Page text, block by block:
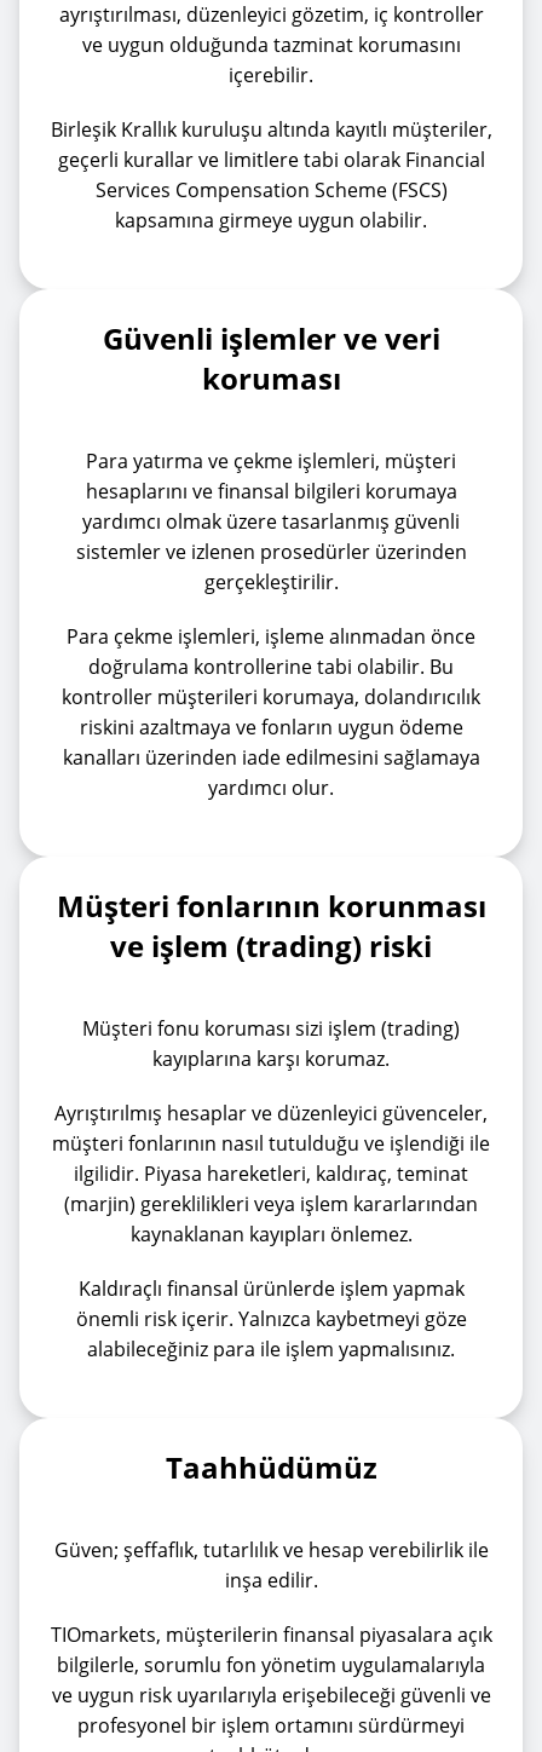
ayrıştırılması, düzenleyici gözetim, iç kontroller
ve uygun olduğunda tazminat korumasını
içerebilir.
Birleşik Krallık kuruluşu altında kayıtlı müşteriler,
geçerli kurallar ve limitlere tabi olarak Financial
Services Compensation Scheme (FSCS)
kapsamına girmeye uygun olabilir.
Güvenli işlemler ve veri
koruması
Para yatırma ve çekme işlemleri, müşteri
hesaplarını ve finansal bilgileri korumaya
yardımcı olmak üzere tasarlanmış güvenli
sistemler ve izlenen prosedürler üzerinden
gerçekleştirilir.
Para çekme işlemleri, işleme alınmadan önce
doğrulama kontrollerine tabi olabilir. Bu
kontroller müşterileri korumaya, dolandırıcılık
riskini azaltmaya ve fonların uygun ödeme
kanalları üzerinden iade edilmesini sağlamaya
yardımcı olur.
Müşteri fonlarının korunması
ve işlem (trading) riski
Müşteri fonu koruması sizi işlem (trading)
kayıplarına karşı korumaz.
Ayrıştırılmış hesaplar ve düzenleyici güvenceler,
müşteri fonlarının nasıl tutulduğu ve işlendiği ile
ilgilidir. Piyasa hareketleri, kaldıraç, teminat
(marjin) gereklilikleri veya işlem kararlarından
kaynaklanan kayıpları önlemez.
Kaldıraçlı finansal ürünlerde işlem yapmak
önemli risk içerir. Yalnızca kaybetmeyi göze
alabileceğiniz para ile işlem yapmalısınız.
Taahhüdümüz
Güven; şeffaflık, tutarlılık ve hesap verebilirlik ile
inşa edilir.
TIOmarkets, müşterilerin finansal piyasalara açık
bilgilerle, sorumlu fon yönetim uygulamalarıyla
ve uygun risk uyarılarıyla erişebileceği güvenli ve
profesyonel bir işlem ortamını sürdürmeyi